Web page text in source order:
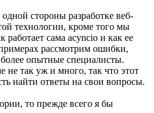
стороны разработке веб-
технологии, кроме того мы
работает сама acyncio и как ее
рассмотрим ошибки,
опытные специалисты.
не так уж и много, так что этот
найти ответы на свои вопросы.
то прежде всего я бы